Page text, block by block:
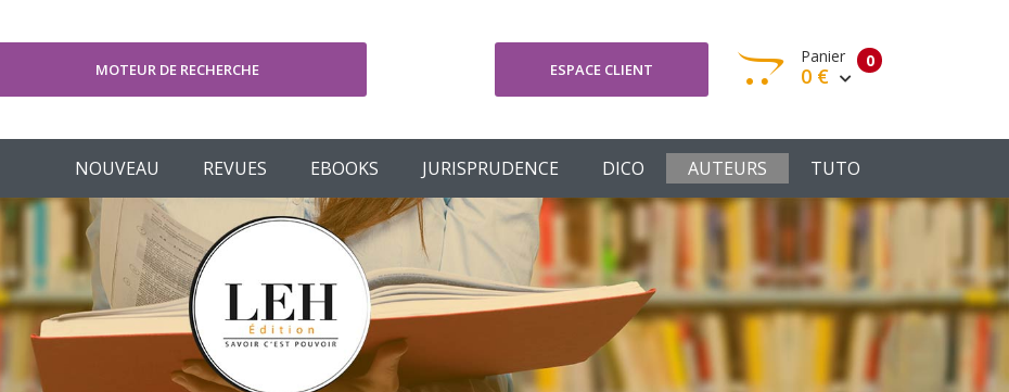
MOTEUR DE RECHERCHE ESPACE CLIENT 0
Panier
0 €
Votre panier est vide
Votre Panier Commander
NOUVEAU REVUES EBOOKS JURISPRUDENCE DICO AUTEURS TUTO